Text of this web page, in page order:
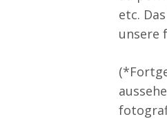
etc.
unsere